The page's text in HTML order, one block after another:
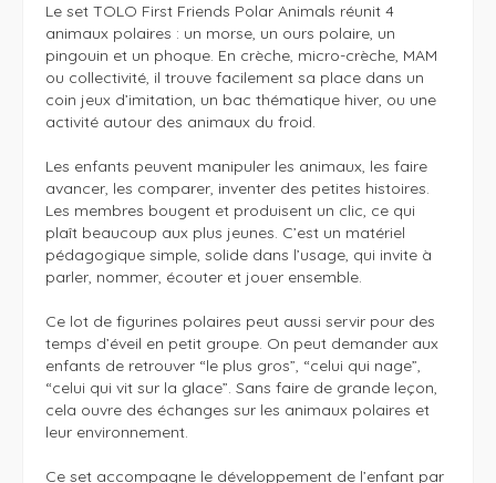
Le set TOLO First Friends Polar Animals réunit 4
animaux polaires : un morse, un ours polaire, un
pingouin et un phoque. En crèche, micro-crèche, MAM
ou collectivité, il trouve facilement sa place dans un
coin jeux d’imitation, un bac thématique hiver, ou une
activité autour des animaux du froid.
Les enfants peuvent manipuler les animaux, les faire
avancer, les comparer, inventer des petites histoires.
Les membres bougent et produisent un clic, ce qui
plaît beaucoup aux plus jeunes. C’est un matériel
pédagogique simple, solide dans l’usage, qui invite à
parler, nommer, écouter et jouer ensemble.
Ce lot de figurines polaires peut aussi servir pour des
temps d’éveil en petit groupe. On peut demander aux
enfants de retrouver “le plus gros”, “celui qui nage”,
“celui qui vit sur la glace”. Sans faire de grande leçon,
cela ouvre des échanges sur les animaux polaires et
leur environnement.
Ce set accompagne le développement de l’enfant par